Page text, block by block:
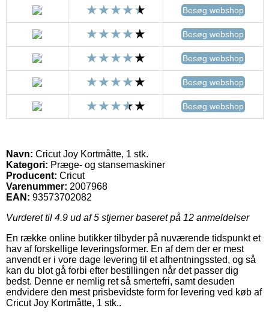
Besøg webshop
Besøg webshop
Besøg webshop
Besøg webshop
Besøg webshop
Navn: Cricut Joy Kortmåtte, 1 stk.
Kategori: Præge- og stansemaskiner
Producent: Cricut
Varenummer: 2007968
EAN: 93573702082
Vurderet til 4.9 ud af 5 stjerner baseret på 12 anmeldelser
En række online butikker tilbyder på nuværende tidspunkt et
hav af forskellige leveringsformer. En af dem der er mest
anvendt er i vore dage levering til et afhentningssted, og så
kan du blot gå forbi efter bestillingen når det passer dig
bedst. Denne er nemlig ret så smertefri, samt desuden
endvidere den mest prisbevidste form for levering ved køb af
Cricut Joy Kortmåtte, 1 stk..